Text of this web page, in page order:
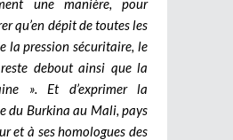
qu’en dépit de toutes les
la pression sécuritaire, le
debout ainsi que la
». Et d’exprimer la
du Burkina au Mali, pays
et à ses homologues des